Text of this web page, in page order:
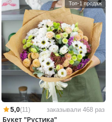
Топ-1 продаж
5,0(11) заказывали 468 раз
Букет "Рустика"